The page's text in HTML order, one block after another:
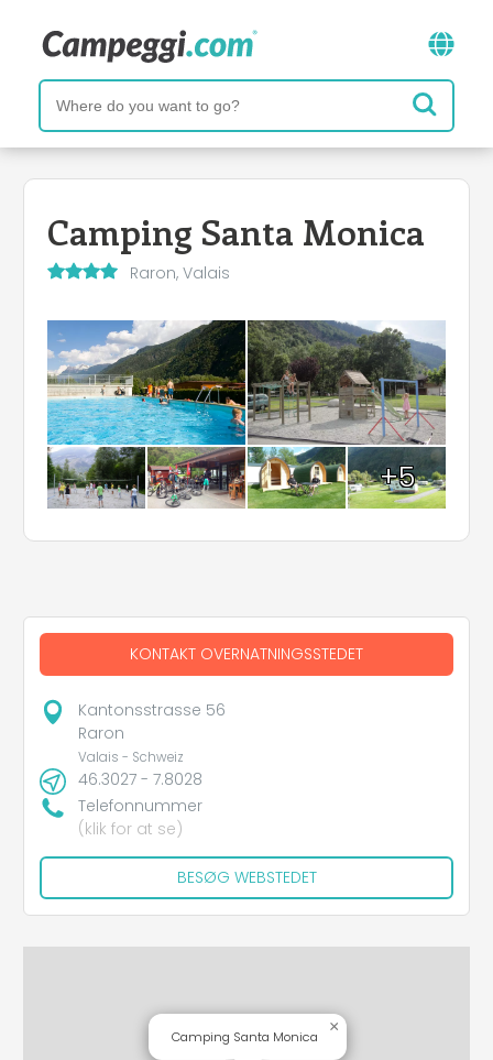
Camping Santa Monica
Raron, Valais
+5
KONTAKT OVERNATNINGSSTEDET
Kantonsstrasse 56
Raron
Valais - Schweiz
46.3027 - 7.8028
Telefonnummer
(klik for at se)
BESØG WEBSTEDET
Camping Santa Monica
×